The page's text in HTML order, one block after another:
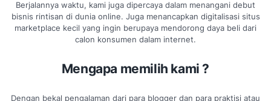
Berjalannya waktu, kami juga dipercaya dalam menangani debut
bisnis rintisan di dunia online. Juga menancapkan digitalisasi situs
marketplace kecil yang ingin berupaya mendorong daya beli dari
calon konsumen dalam internet.
Mengapa memilih kami ?
Dengan bekal pengalaman dari para blogger dan para praktisi atau